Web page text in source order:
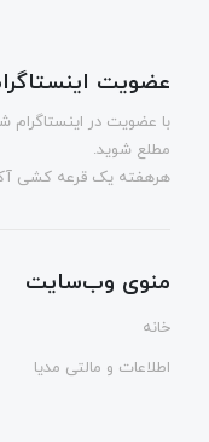
عضویت
با عضویت در اینستاگرام
مطلع شوید.
هرهفته یک قرعه کشی
منوی وب‌سایت
خانه
اطلاعات و مالتی مدیا